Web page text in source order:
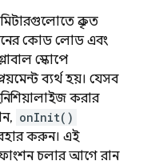
প্রকৃত
কোড লোড এবং
স্কোপে
ব্যর্থ হয়। যেসব
করার
onInit()
করুন। এই
চলার আগে রান